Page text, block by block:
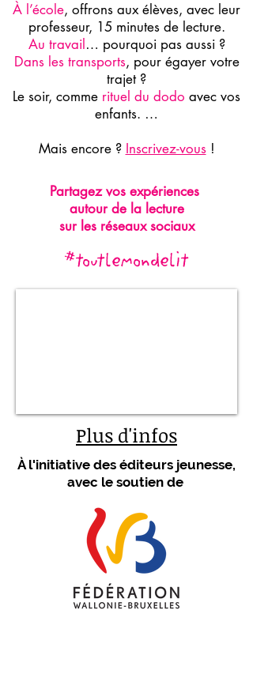
À l’école, offrons aux élèves, avec leur
professeur, 15 minutes de lecture.
Au travail … pourquoi pas aussi ?
Dans les transports, pour égayer votre
trajet ?
Le soir, comme rituel du dodo avec vos
enfants. …
Mais encore ? Inscrivez-vous!
Partagez vos expériences
autour de la lecture
sur les réseaux sociaux
#toutlemondelit
Plus d'infos
À l'initiative des éditeurs jeunesse,
avec le soutien de